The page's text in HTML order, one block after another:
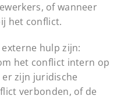
of wanneer
het conflict.
hulp zijn:
het conflict intern op
zijn juridische
verbonden, of de